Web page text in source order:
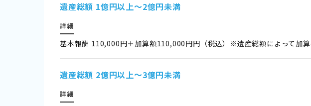
遺産総額 1億円以上～2億円未満
詳細
基本報酬 110,000円＋加算額110,000円円（税込）※遺産総額によって加
遺産総額 2億円以上～3億円未満
詳細